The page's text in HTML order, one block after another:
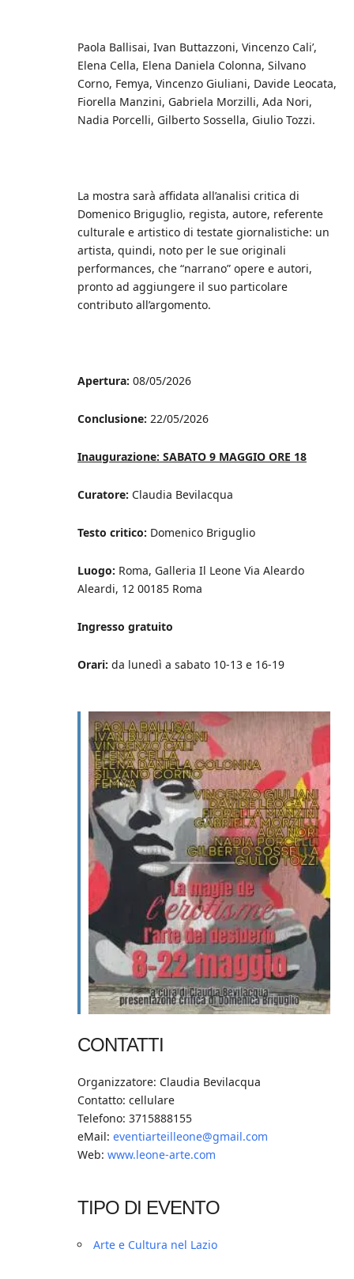
Paola Ballisai, Ivan Buttazzoni, Vincenzo Cali’,
Elena Cella, Elena Daniela Colonna, Silvano
Corno, Femya, Vincenzo Giuliani, Davide Leocata,
Fiorella Manzini, Gabriela Morzilli, Ada Nori,
Nadia Porcelli, Gilberto Sossella, Giulio Tozzi.
La mostra sarà affidata all’analisi critica di
Domenico Briguglio, regista, autore, referente
culturale e artistico di testate giornalistiche: un
artista, quindi, noto per le sue originali
performances, che “narrano” opere e autori,
pronto ad aggiungere il suo particolare
contributo all’argomento.
Apertura: 08/05/2026
Conclusione: 22/05/2026
Inaugurazione: SABATO 9 MAGGIO ORE 18
Curatore: Claudia Bevilacqua
Testo critico: Domenico Briguglio
Luogo: Roma, Galleria Il Leone Via Aleardo
Aleardi, 12 00185 Roma
Ingresso gratuito
Orari: da lunedì a sabato 10-13 e 16-19
CONTATTI
Organizzatore: Claudia Bevilacqua
Contatto: cellulare
Telefono: 3715888155
eMail: eventiarteilleone@gmail.com
Web: www.leone-arte.com
TIPO DI EVENTO
Arte e Cultura nel Lazio